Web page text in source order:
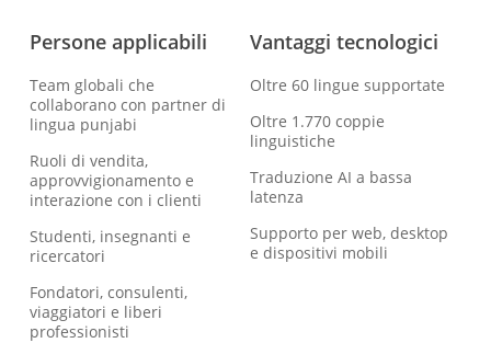
Persone applicabili
Team globali che
collaborano con partner di
lingua punjabi
Ruoli di vendita,
approvvigionamento e
interazione con i clienti
Studenti, insegnanti e
ricercatori
Fondatori, consulenti,
viaggiatori e liberi
professionisti
Vantaggi tecnologici
Oltre 60 lingue supportate
Oltre 1.770 coppie
linguistiche
Traduzione AI a bassa
latenza
Supporto per web, desktop
e dispositivi mobili